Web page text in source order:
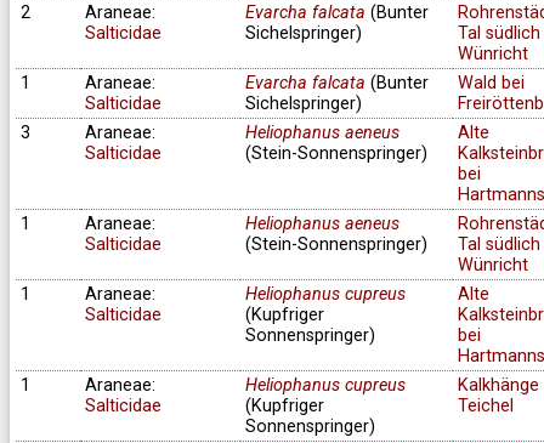
2
Araneae:
Salticidae
Evarcha falcata (Bunter
Sichelspringer)
Tal
Wünricht
1
Araneae:
Salticidae
Evarcha falcata (Bunter
Sichelspringer)
Wald bei
3
Araneae:
Salticidae
Heliophanus aeneus
(Stein-Sonnenspringer)
Alte
bei
1
Araneae:
Salticidae
Heliophanus aeneus
(Stein-Sonnenspringer)
Tal
Wünricht
1
Araneae:
Salticidae
Heliophanus cupreus
(Kupfriger
Sonnenspringer)
Alte
bei
1
Araneae:
Salticidae
Heliophanus cupreus
(Kupfriger
Sonnenspringer)
Kalkhänge
Teichel